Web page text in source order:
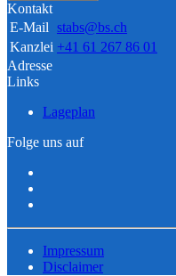
Kontakt
E-Mail stabs@bs.ch
Kanzlei +41 61 267 86 01
Adresse
Links
Lageplan
Folge uns auf
Impressum
Disclaimer